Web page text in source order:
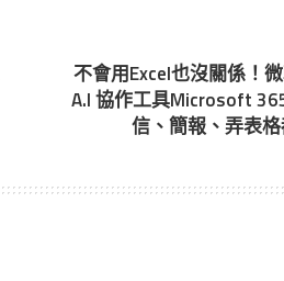
不會用Excel也沒關係！
A.I 協作工具Microsoft
信、簡報、弄表格